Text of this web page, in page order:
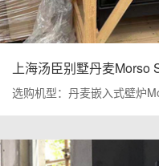
上海汤臣别墅丹麦Morso
选购机型：丹麦嵌入式壁炉